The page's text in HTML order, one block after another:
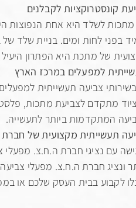
קונסטרוקציות לקבלנים
לשלד היא אחת הנפוצות
בפני לחות ומים. בניית שלד
של מתכת היא הפתרון
למפעלים במרכז הארץ
בשירותי צביעה תעשייתית
המתקדמות ביותר לתעשייה.
תעשייתית מקצועית של
עם נציגי חברת ה.ח.צ.
ונציג חברת ה.ח.צ. מפעלי
לקבוע בבית העסק שלכם או